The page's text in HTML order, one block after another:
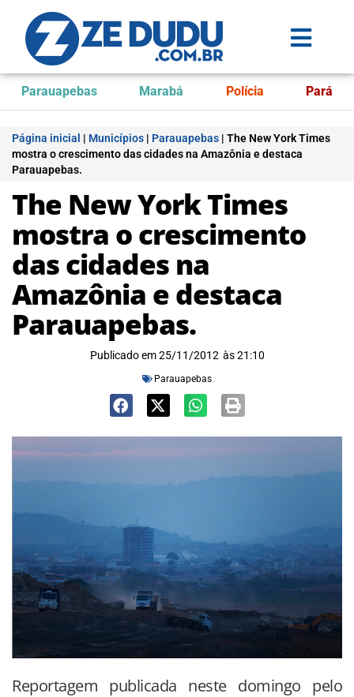
Parauapebas Marabá Polícia Pará
Página inicial | Municípios | Parauapebas | The New York Times
mostra o crescimento das cidades na Amazônia e destaca
Parauapebas.
The New York Times
mostra o crescimento
das cidades na
Amazônia e destaca
Parauapebas.
Publicado em 25/11/2012 às 21:10
Parauapebas
Reportagem publicada neste domingo pelo